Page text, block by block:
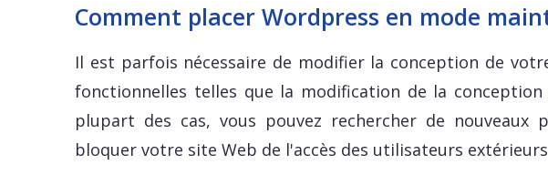
Comment placer Wordpress en mode
Il est parfois nécessaire de modifier la conception de
fonctionnelles telles que la modification de la conception
plupart des cas, vous pouvez rechercher de nouveaux
bloquer votre site Web de l'accès des utilisateurs